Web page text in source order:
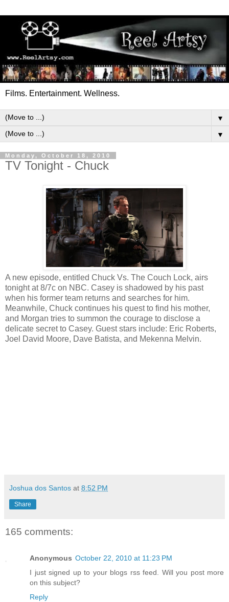
Films. Entertainment. Wellness.
▼
▼
Monday, October 18, 2010
TV Tonight - Chuck
A new episode, entitled Chuck Vs. The Couch Lock, airs
tonight at 8/7c on NBC. Casey is shadowed by his past
when his former team returns and searches for him.
Meanwhile, Chuck continues his quest to find his mother,
and Morgan tries to summon the courage to disclose a
delicate secret to Casey. Guest stars include: Eric Roberts,
Joel David Moore, Dave Batista, and Mekenna Melvin.
Joshua dos Santos at 8:52 PM
Share
165 comments:
Anonymous October 22, 2010 at 11:23 PM
I just signed up to your blogs rss feed. Will you post more
on this subject?
Reply